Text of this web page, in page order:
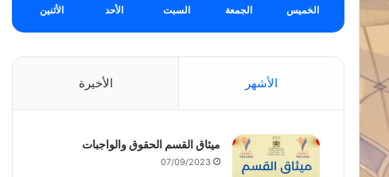
الخميس الجمعة السبت الأحد الأثنين
الأشهر الأخيرة
ميثاق القسم الحقوق والواجبات
07/09/2023